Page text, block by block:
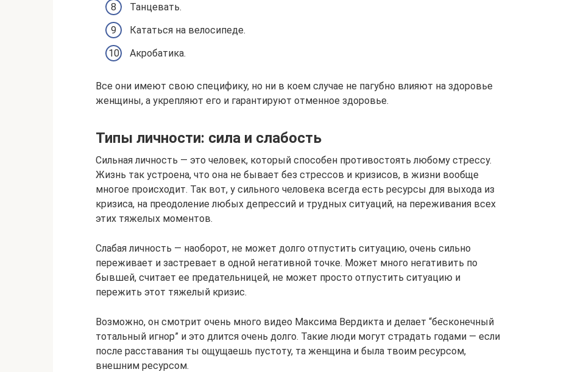
Танцевать.
Кататься на велосипеде.
Акробатика.
Все они имеют свою специфику, но ни в коем случае не пагубно влияют на здоровье
женщины, а укрепляют его и гарантируют отменное здоровье.
Типы личности: сила и слабость
Сильная личность — это человек, который способен противостоять любому стрессу.
Жизнь так устроена, что она не бывает без стрессов и кризисов, в жизни вообще
многое происходит. Так вот, у сильного человека всегда есть ресурсы для выхода из
кризиса, на преодоление любых депрессий и трудных ситуаций, на переживания всех
этих тяжелых моментов.
Слабая личность — наоборот, не может долго отпустить ситуацию, очень сильно
переживает и застревает в одной негативной точке. Может много негативить по
бывшей, считает ее предательницей, не может просто отпустить ситуацию и
пережить этот тяжелый кризис.
Возможно, он смотрит очень много видео Максима Вердикта и делает “бесконечный
тотальный игнор” и это длится очень долго. Такие люди могут страдать годами — если
после расставания ты ощущаешь пустоту, та женщина и была твоим ресурсом,
внешним ресурсом.